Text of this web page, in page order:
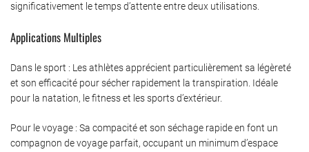
significativement le temps d’attente entre deux utilisations.
Applications Multiples
Dans le sport : Les athlètes apprécient particulièrement sa légèreté
et son efficacité pour sécher rapidement la transpiration. Idéale
pour la natation, le fitness et les sports d’extérieur.
Pour le voyage : Sa compacité et son séchage rapide en font un
compagnon de voyage parfait, occupant un minimum d’espace